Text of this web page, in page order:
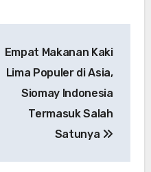
Empat Makanan Kaki
Lima Populer di Asia,
Siomay Indonesia
Termasuk Salah
Satunya